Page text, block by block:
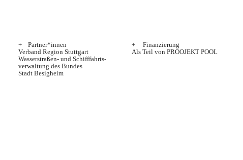
+ Partner*innen
Verband Region Stuttgart
Wasserstraßen- und Schifffahrts-
verwaltung des Bundes
Stadt Besigheim
+ Finanzierung
Als Teil vonPROOJEKT POOL